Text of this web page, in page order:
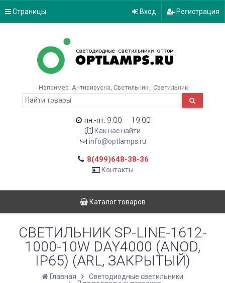
Страницы Вход Регистрация
Например: Антивирусна Светильник- Светильник-
пн.-пт. 9:00 – 19:00
Как нас найти
info@optlamps.ru
8(499)648-38-36
Контакты
Каталог товаров
СВЕТИЛЬНИК SP-LINE-1612-
1000-10W DAY4000 (ANOD,
IP65) (ARL, ЗАКРЫТЫЙ)
Главная
Светодиодные светильники